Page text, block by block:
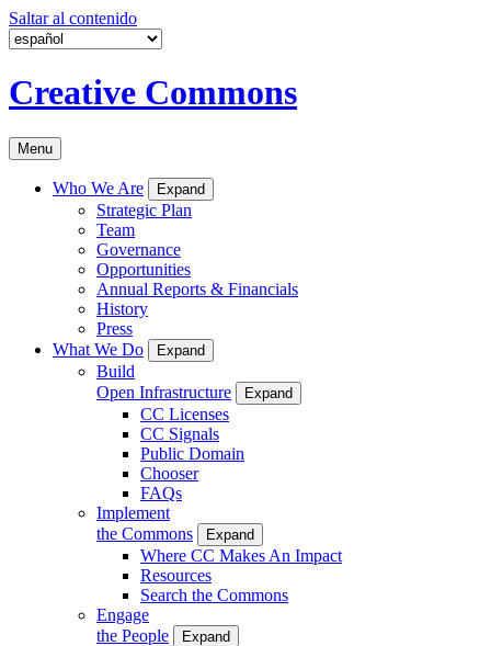
Saltar al contenido
Creative Commons
Menu
Who We Are Expand
Strategic Plan
Team
Governance
Opportunities
Annual Reports & Financials
History
Press
What We Do
Expand
Build
Open Infrastructure
Expand
CC Licenses
CC Signals
Public Domain
Chooser
FAQs
Implement
the Commons
Expand
Where CC Makes An Impact
Resources
Search the Commons
Engage
the People
Expand